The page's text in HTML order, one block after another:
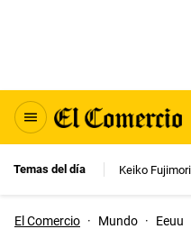
Temas del día Keiko Fujimori
El Comercio · Mundo · Eeuu